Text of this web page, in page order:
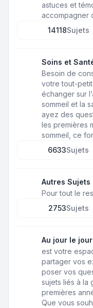
astuces et
accompagner
14118Sujets
Soins et
Besoin de
votre tout-
échanger sur
sommeil et la
ayez des
les premières
sommeil, ce
6633Sujets
Autres Sujets
Pour tout le
2753Sujets
Au jour le jour
est votre
partager vos
poser vos
sujets liés à la
premières
Que vous